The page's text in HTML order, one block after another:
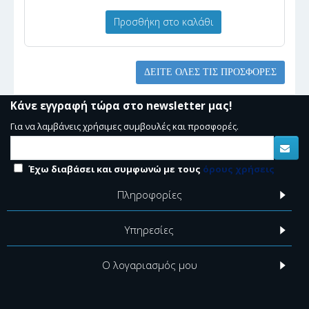
Προσθήκη στο καλάθι
ΔΕΊΤΕ ΌΛΕΣ ΤΙΣ ΠΡΟΣΦΟΡΈΣ
Κάνε εγγραφή τώρα στο newsletter μας!
Για να λαμβάνεις χρήσιμες συμβουλές και προσφορές.
Έχω διαβάσει και συμφωνώ με τους όρους χρήσεις
Πληροφορίες
Υπηρεσίες
Ο λογαριασμός μου